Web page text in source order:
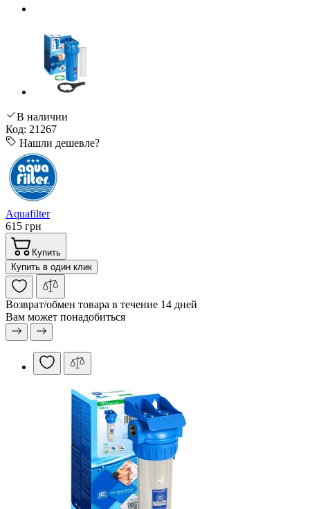
В наличии
Код: 21267
Нашли дешевле?
Aquafilter
615 грн
Купить
Купить в один клик
Возврат/обмен товара в течение 14 дней
Вам может понадобиться